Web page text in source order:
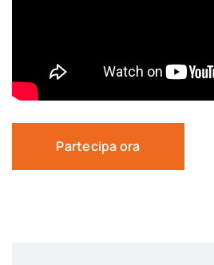
Partecipa ora